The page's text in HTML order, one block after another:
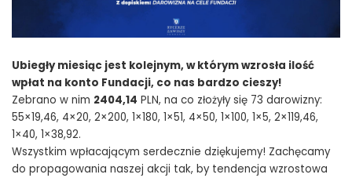
Ubiegły miesiąc jest kolejnym, w którym wzrosła ilość
wpłat na konto Fundacji, co nas bardzo cieszy!
Zebrano w nim 2404,14 PLN, na co złożyły się 73 darowizny:
55×19,46, 4×20, 2×200, 1×180, 1×51, 4×50, 1×100, 1×5, 2×119,46,
1×40, 1×38,92.
Wszystkim wpłacającym serdecznie dziękujemy! Zachęcamy
do propagowania naszej akcji tak, by tendencja wzrostowa